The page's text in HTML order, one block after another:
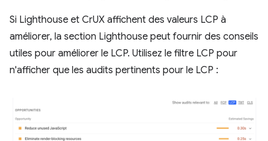
Si Lighthouse et CrUX affichent des valeurs LCP à
améliorer, la section Lighthouse peut fournir des conseils
utiles pour améliorer le LCP. Utilisez le filtre LCP pour
n'afficher que les audits pertinents pour le LCP :